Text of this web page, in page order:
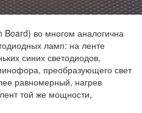
Board) во многом аналогична
ламп: на ленте
синих светодиодов,
преобразующего свет
равномерный, нагрев
той же мощности,